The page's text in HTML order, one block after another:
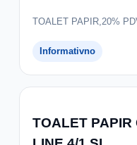
TOALET PAPIR,20%
Informativno
TOALET PAPIR